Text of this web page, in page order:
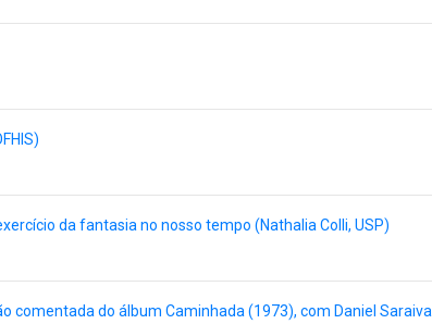
da fantasia no nosso tempo (Nathalia Colli, USP)
comentada do álbum Caminhada (1973), com Daniel Saraiva